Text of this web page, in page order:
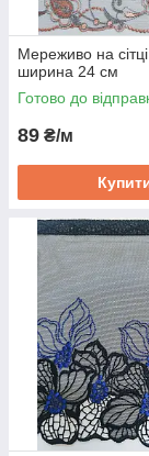
Мереживо на сітці
ширина 24 см
Готово до
89 ₴/м